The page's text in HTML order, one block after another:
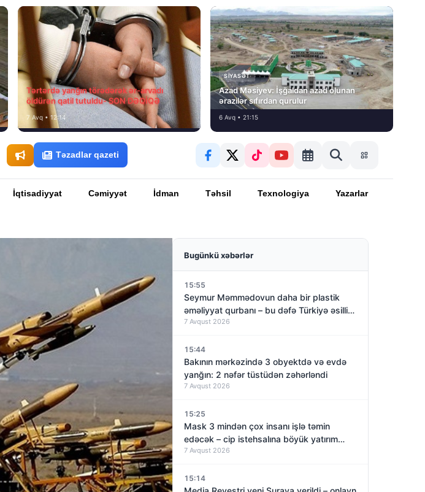
Tərtərdə yanğın törədərək ər-arvadı
öldürən qatil tutuldu- SON DƏQİQƏ
7 Avq • 12:14
SIYASƏT
Azad Məsiyev: İşğaldan azad olunan
ərazilər sıfırdan qurulur
6 Avq • 21:15
Təzadlar qazeti
İqtisadiyyat Cəmiyyət İdman Təhsil Texnologiya Yazarlar
Bugünkü xəbərlər
15:55
Seymur Məmmədovun daha bir plastik
əməliyyat qurbanı – bu dəfə Türkiyə əsilli
qadın
7 Avqust 2026
15:44
Bakının mərkəzində 3 obyektdə və evdə
yanğın: 2 nəfər tüstüdən zəhərləndi
7 Avqust 2026
15:25
Mask 3 mindən çox insanı işlə təmin
edəcək – cip istehsalına böyük yatırım
qoyur
7 Avqust 2026
15:14